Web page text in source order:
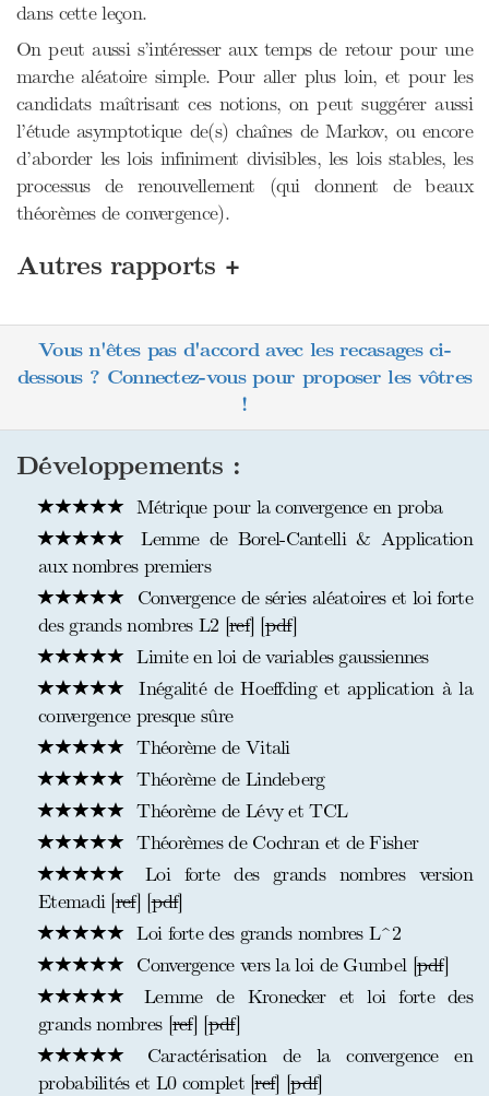
dans cette leçon.
On peut aussi s’intéresser aux temps de retour pour une
marche aléatoire simple. Pour aller plus loin, et pour les
candidats maîtrisant ces notions, on peut suggérer aussi
l’étude asymptotique de(s) chaînes de Markov, ou encore
d’aborder les lois infiniment divisibles, les lois stables, les
processus de renouvellement (qui donnent de beaux
théorèmes de convergence).
Autres rapports +
Vous n'êtes pas d'accord avec les recasages ci-
dessous ? Connectez-vous pour proposer les vôtres
!
Développements :
Métrique pour la convergence en proba
Lemme de Borel-Cantelli & Application
aux nombres premiers
Convergence de séries aléatoires et loi forte
des grands nombres L2 [ref] [pdf]
Limite en loi de variables gaussiennes
Inégalité de Hoeffding et application à la
convergence presque sûre
Théorème de Vitali
Théorème de Lindeberg
Théorème de Lévy et TCL
Théorèmes de Cochran et de Fisher
Loi forte des grands nombres version
Etemadi [ref] [pdf]
Loi forte des grands nombres L^2
Convergence vers la loi de Gumbel [pdf]
Lemme de Kronecker et loi forte des
grands nombres [ref] [pdf]
Caractérisation de la convergence en
probabilités et L0 complet [ref] [pdf]